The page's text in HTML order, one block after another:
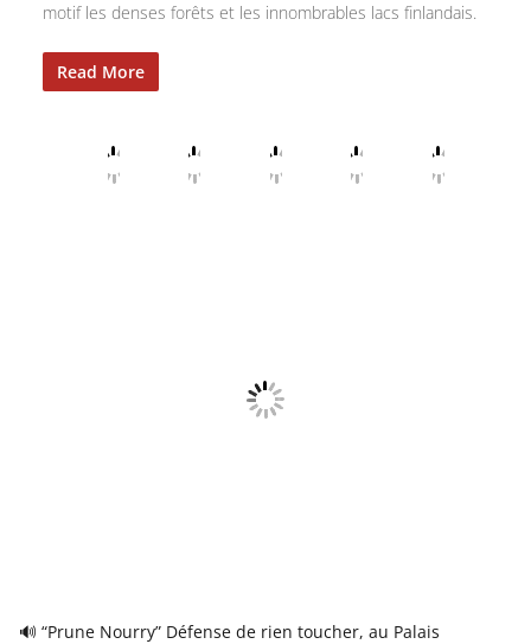
motif les denses forêts et les innombrables lacs finlandais.
Read More
🔊 “Prune Nourry” Défense de rien toucher, au Palais